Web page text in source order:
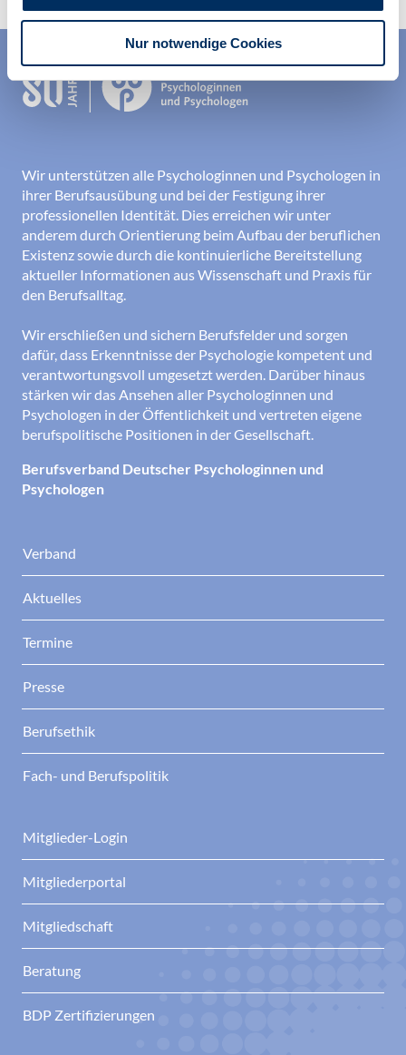
Nur notwendige Cookies
Wir unterstützen alle Psychologinnen und Psychologen in
ihrer Berufsausübung und bei der Festigung ihrer
professionellen Identität. Dies erreichen wir unter
anderem durch Orientierung beim Aufbau der beruflichen
Existenz sowie durch die kontinuierliche Bereitstellung
aktueller Informationen aus Wissenschaft und Praxis für
den Berufsalltag.
Wir erschließen und sichern Berufsfelder und sorgen
dafür, dass Erkenntnisse der Psychologie kompetent und
verantwortungsvoll umgesetzt werden. Darüber hinaus
stärken wir das Ansehen aller Psychologinnen und
Psychologen in der Öffentlichkeit und vertreten eigene
berufspolitische Positionen in der Gesellschaft.
Berufsverband Deutscher Psychologinnen und
Psychologen
Verband
Aktuelles
Termine
Presse
Berufsethik
Fach- und Berufspolitik
Mitglieder-Login
Mitgliederportal
Mitgliedschaft
Beratung
BDP Zertifizierungen